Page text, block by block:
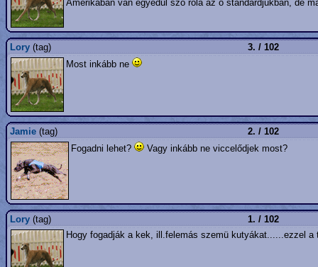
Amerikában van egyedül szo rola az ö standardjukban, de
Lory (tag)
3. / 102
Most inkább ne
Jamie (tag)
2. / 102
Fogadni lehet?
Vagy inkább ne viccelődjek most?
Lory (tag)
1. / 102
Hogy fogadják a kek, ill.felemás szemü kutyákat......ezzel